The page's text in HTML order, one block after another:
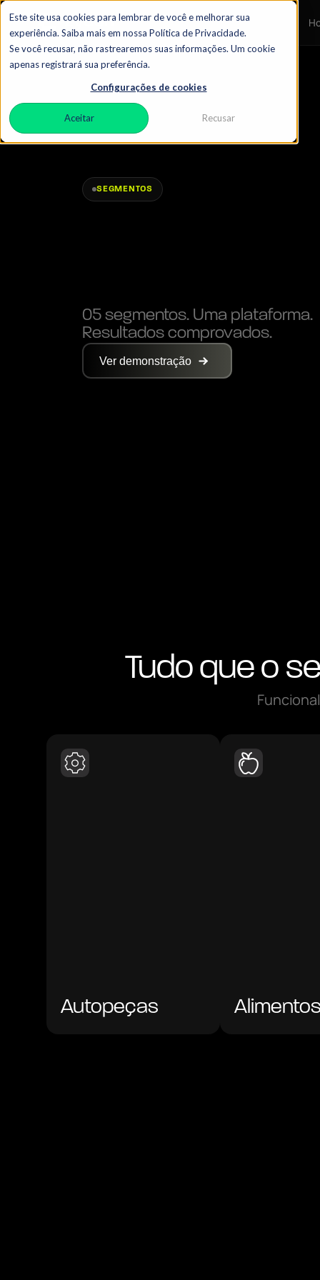
Este site usa cookies para lembrar de você e melhorar sua
experiência. Saiba mais em nossa Política de Privacidade.
Se você recusar, não rastrearemos suas informações. Um cookie
apenas registrará sua preferência.
Configurações de cookies
Aceitar Recusar
SEGMENTOS
05 segmentos. Uma plataforma.
Resultados comprovados.
Ver demonstração
Tudo que o
Autopeças
Conhecer
Alimentos